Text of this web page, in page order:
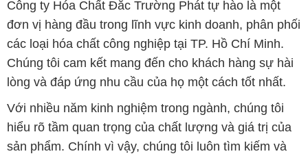
Công ty Hóa Chất Đắc Trường Phát tự hào là một
đơn vị hàng đầu trong lĩnh vực kinh doanh, phân phối
các loại hóa chất công nghiệp tại TP. Hồ Chí Minh.
Chúng tôi cam kết mang đến cho khách hàng sự hài
lòng và đáp ứng nhu cầu của họ một cách tốt nhất.
Với nhiều năm kinh nghiệm trong ngành, chúng tôi
hiểu rõ tầm quan trọng của chất lượng và giá trị của
sản phẩm. Chính vì vậy, chúng tôi luôn tìm kiếm và